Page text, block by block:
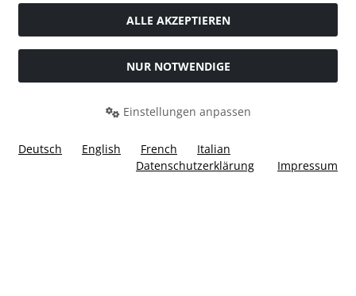
Widerrufsformular
ALLE AKZEPTIEREN
NUR NOTWENDIGE
Einstellungen anpassen
Deutsch English French
Italian
Datenschutzerklärung
Impressum